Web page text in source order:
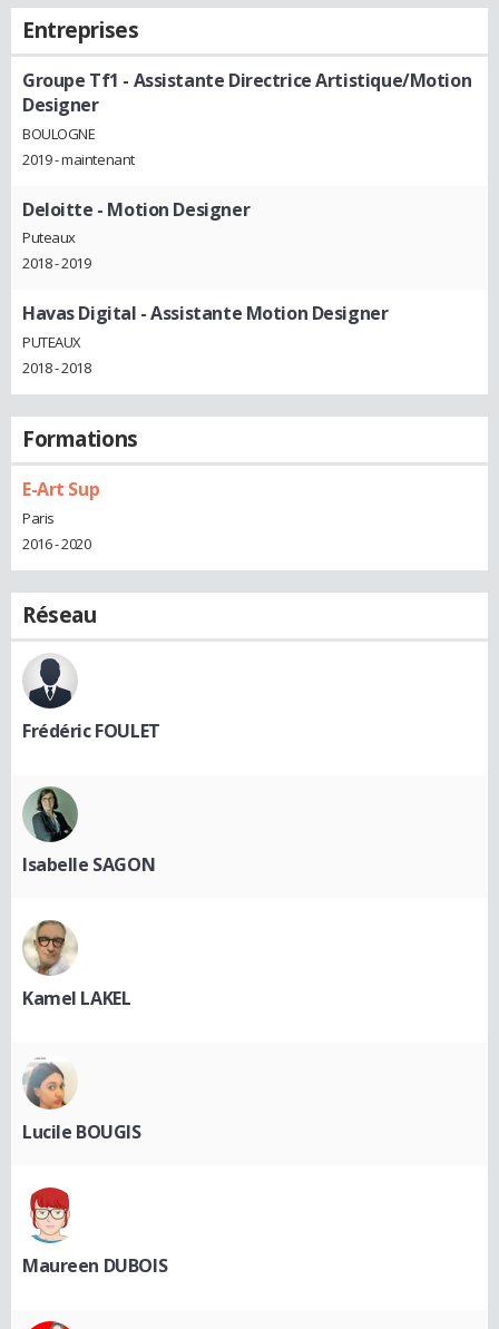
Entreprises
Groupe Tf1 - Assistante Directrice Artistique/Motion
Designer
BOULOGNE
2019 - maintenant
Deloitte - Motion Designer
Puteaux
2018 - 2019
Havas Digital - Assistante Motion Designer
PUTEAUX
2018 - 2018
Formations
E-Art Sup
Paris
2016 - 2020
Réseau
Frédéric FOULET
Isabelle SAGON
Kamel LAKEL
Lucile BOUGIS
Maureen DUBOIS